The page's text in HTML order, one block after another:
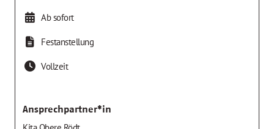
Ab sofort
Festanstellung
Vollzeit
Ansprechpartner*in